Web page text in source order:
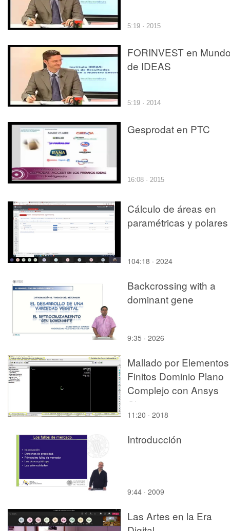
5:19 · 2015
FORINVEST en
de IDEAS
5:19 · 2014
Gesprodat en PTC
16:08 · 2015
Cálculo de áreas en
paramétricas y polares
104:18 · 2024
Backcrossing with a
dominant gene
9:35 · 2026
Mallado por Elementos
Finitos Dominio Plano
Complejo con Ansys
Classic - v2017
11:20 · 2018
Introducción
9:44 · 2009
Las Artes en la Era